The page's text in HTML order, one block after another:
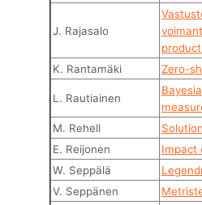
J. Rajasalo
K. Rantamäki
Zero-
L. Rautiainen
M. Rehell
E. Reijonen
Impact
W. Seppälä
V. Seppänen